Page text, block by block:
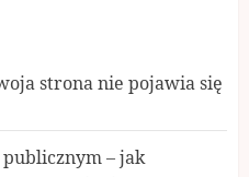
strona nie pojawia się
– jak